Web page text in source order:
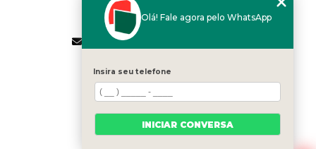
(11) 2564-4684
(11) 94168-2041
contato.vendas@alfilm.com.br
MENU
HOME
QUEM SOMOS
SERVIÇOS
BLOG
Olá! Fale agora pelo WhatsApp
Insira seu telefone
INICIAR CONVERSA